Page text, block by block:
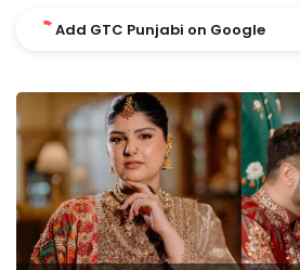
Add GTC Punjabi on Google